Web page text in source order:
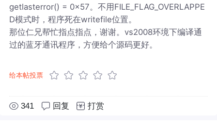
getlasterror() = 0x57。不用FILE_FLAG_OVERLAPPE
D模式时，程序死在writefile位置。
那位仁兄帮忙指点指点，谢谢。vs2008环境下编译通
过的蓝牙通讯程序，方便给个源码更好。
给本帖投票
341 回复 打赏